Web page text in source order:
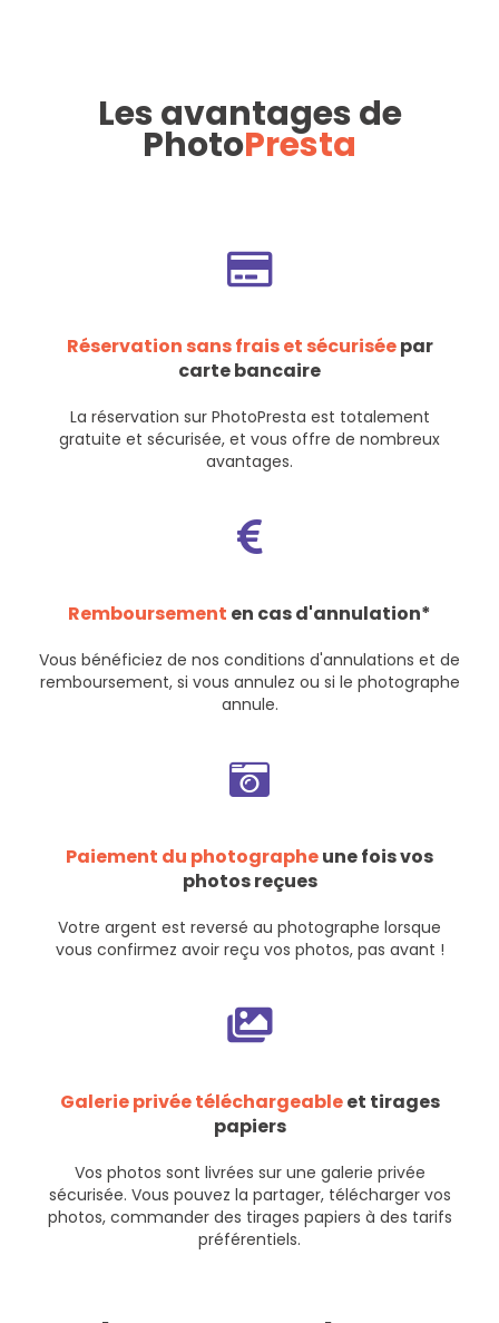
Les avantages de
PhotoPresta
Réservation sans frais et sécuriséepar
carte bancaire
La réservation sur PhotoPresta est totalement
gratuite et sécurisée, et vous offre de nombreux
avantages.
Remboursement en cas d'annulation*
Vous bénéficiez de nos conditions d'annulations et de
remboursement, si vous annulez ou si le photographe
annule.
Paiement du photographeune fois vos
photos reçues
Votre argent est reversé au photographe lorsque
vous confirmez avoir reçu vos photos, pas avant !
Galerie privée téléchargeableet tirages
papiers
Vos photos sont livrées sur une galerie privée
sécurisée. Vous pouvez la partager, télécharger vos
photos, commander des tirages papiers à des tarifs
préférentiels.